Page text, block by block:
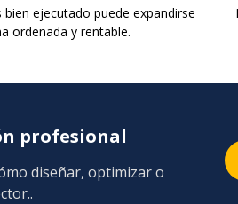
ejecutado puede expandirse
ordenada y rentable.
profesional
diseñar, optimizar o